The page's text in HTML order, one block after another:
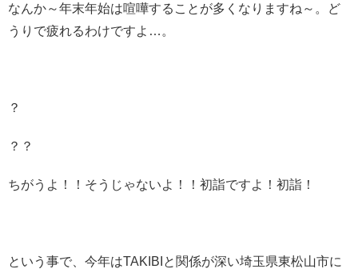
なんか～年末年始は喧嘩することが多くなりますね～。ど
うりで疲れるわけですよ…。
？
？？
ちがうよ！！そうじゃないよ！！初詣ですよ！初詣！
という事で、今年はTAKIBIと関係が深い埼玉県東松山市に